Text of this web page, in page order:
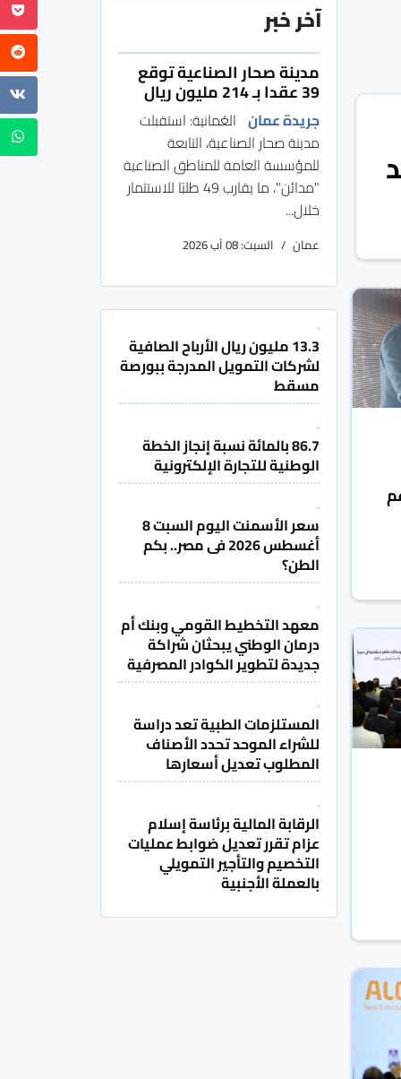
آخر خبر
مدينة صحار الصناعية توقع
39 عقدا بـ 214 مليون ريال
جريدة عمان العُمانية: استقبلت
مدينة صحار الصناعية، التابعة
للمؤسسة العامة للمناطق الصناعية
"مدائن"، ما يقارب 49 طلبًا للاستثمار
خلال...
عمان السبت: 08 آب 2026
13.3 مليون ريال الأرباح الصافية
لشركات التمويل المدرجة ببورصة
مسقط
86.7 بالمائة نسبة إنجاز الخطة
الوطنية للتجارة الإلكترونية
سعر الأسمنت اليوم السبت 8
أغسطس 2026 فى مصر.. بكم
الطن؟
معهد التخطيط القومي وبنك أم
درمان الوطني يبحثان شراكة
جديدة لتطوير الكوادر المصرفية
المستلزمات الطبية تعد دراسة
للشراء الموحد تحدد الأصناف
المطلوب تعديل أسعارها
الرقابة المالية برئاسة إسلام
عزام تقرر تعديل ضوابط عمليات
التخصيم والتأجير التمويلي
بالعملة الأجنبية